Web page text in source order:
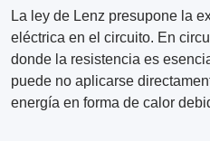
La ley de Lenz presupone la
eléctrica en el circuito. En
donde la resistencia es
puede no aplicarse
energía en forma de calor